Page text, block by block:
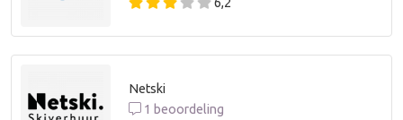
Netski
1 beoordeling